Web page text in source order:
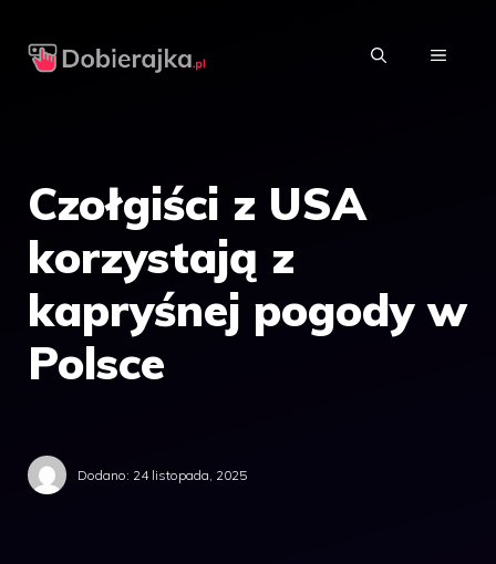
MENU
Czołgiści z USA
korzystają z
kapryśnej pogody w
Polsce
Dodano: 24 listopada, 2025